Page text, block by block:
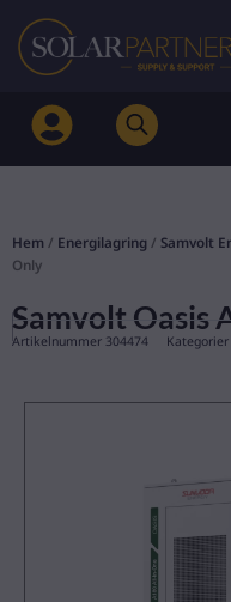
Hoppa
innehåll
Hem / Energilagring / Samvolt
Only
Samvolt Oasis
Artikelnummer 304474 Kategorier